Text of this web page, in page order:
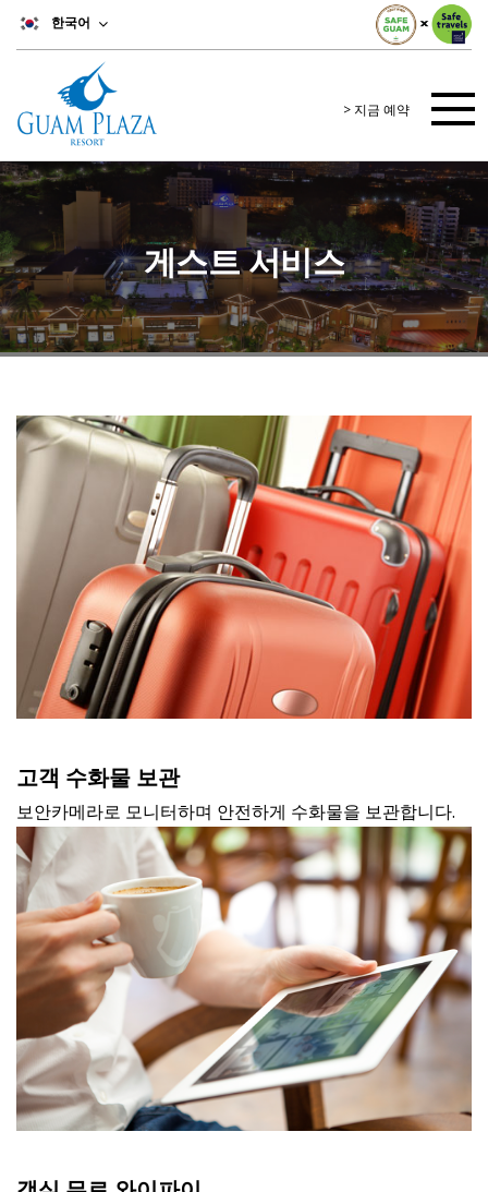
한국어
> 지금 예약
게스트 서비스
고객 수화물 보관
보안카메라로 모니터하며 안전하게 수화물을 보관합니다.